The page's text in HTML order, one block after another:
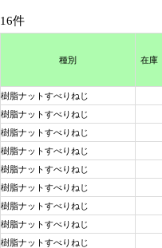
16件
種別 在庫
樹脂ナットすべりねじ
樹脂ナットすべりねじ
樹脂ナットすべりねじ
樹脂ナットすべりねじ
樹脂ナットすべりねじ
樹脂ナットすべりねじ
樹脂ナットすべりねじ
樹脂ナットすべりねじ
樹脂ナットすべりねじ